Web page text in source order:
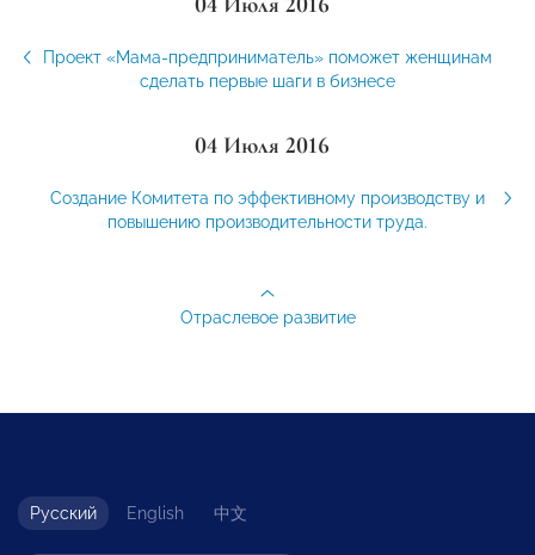
Проект «Мама-предприниматель» поможет женщинам
сделать первые шаги в бизнесе
04 Июля 2016
Cоздание Комитета по эффективному производству и
повышению производительности труда.
Отраслевое развитие
Русский English 中文